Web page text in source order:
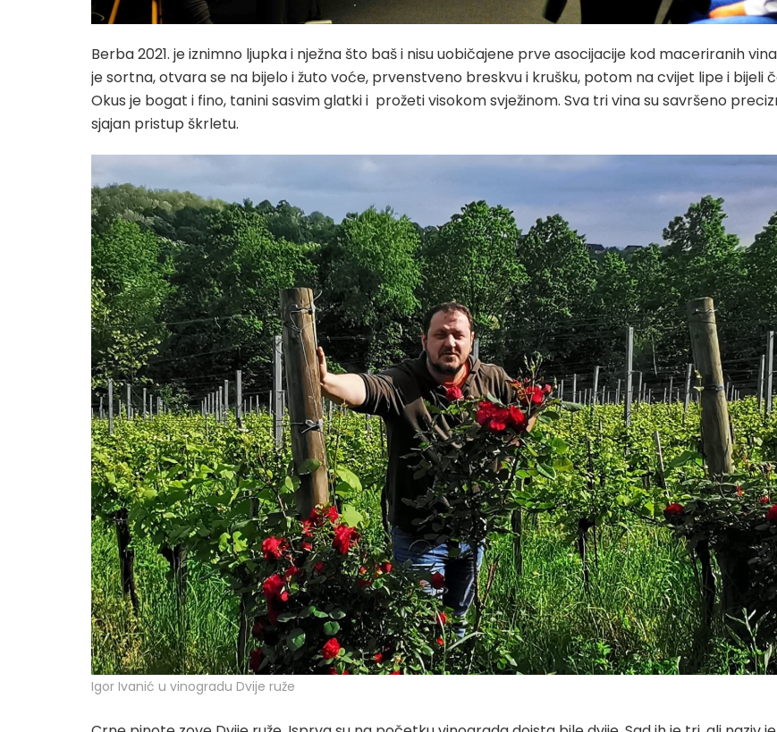
Berba 2021. je iznimno ljupka i nježna što baš i nisu uobičajene prve asocijacije kod maceriranih
je sortna, otvara se na bijelo i žuto voće, prvenstveno breskvu i krušku, potom na cvijet lipe i bijeli
Okus je bogat i fino, tanini sasvim glatki i prožeti visokom svježinom. Sva tri vina su savršeno
sjajan pristup škrletu.
Igor Ivanić u vinogradu Dvije ruže